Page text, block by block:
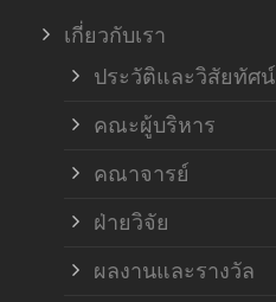
เกี่ยวกับเรา
ประวัติและวิสัยทัศน์
คณะผู้บริหาร
คณาจารย์
ฝ่ายวิจัย
ผลงานและรางวัล